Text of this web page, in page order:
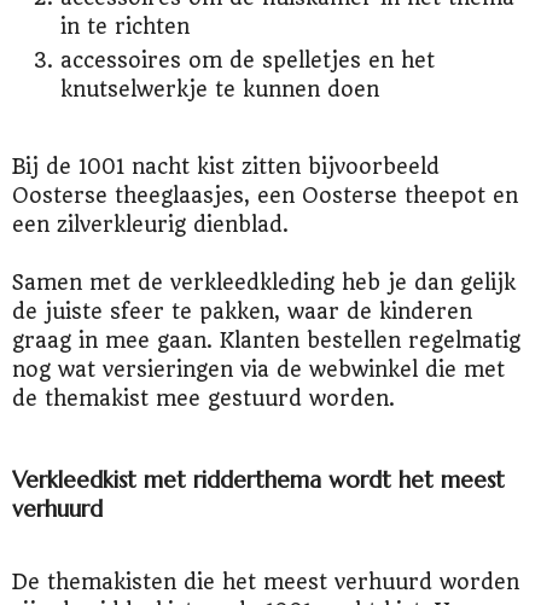
in te richten
accessoires om de spelletjes en het
knutselwerkje te kunnen doen
Bij de 1001 nacht kist zitten bijvoorbeeld
Oosterse theeglaasjes, een Oosterse theepot en
een zilverkleurig dienblad.
Samen met de verkleedkleding heb je dan gelijk
de juiste sfeer te pakken, waar de kinderen
graag in mee gaan. Klanten bestellen regelmatig
nog wat versieringen via de webwinkel die met
de themakist mee gestuurd worden.
Verkleedkist met ridderthema wordt het meest
verhuurd
De themakisten die het meest verhuurd worden